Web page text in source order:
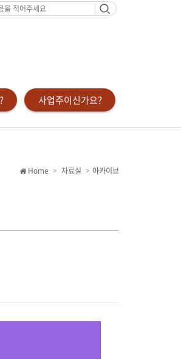
사업주이신가요?
Home 자료실 아카이브